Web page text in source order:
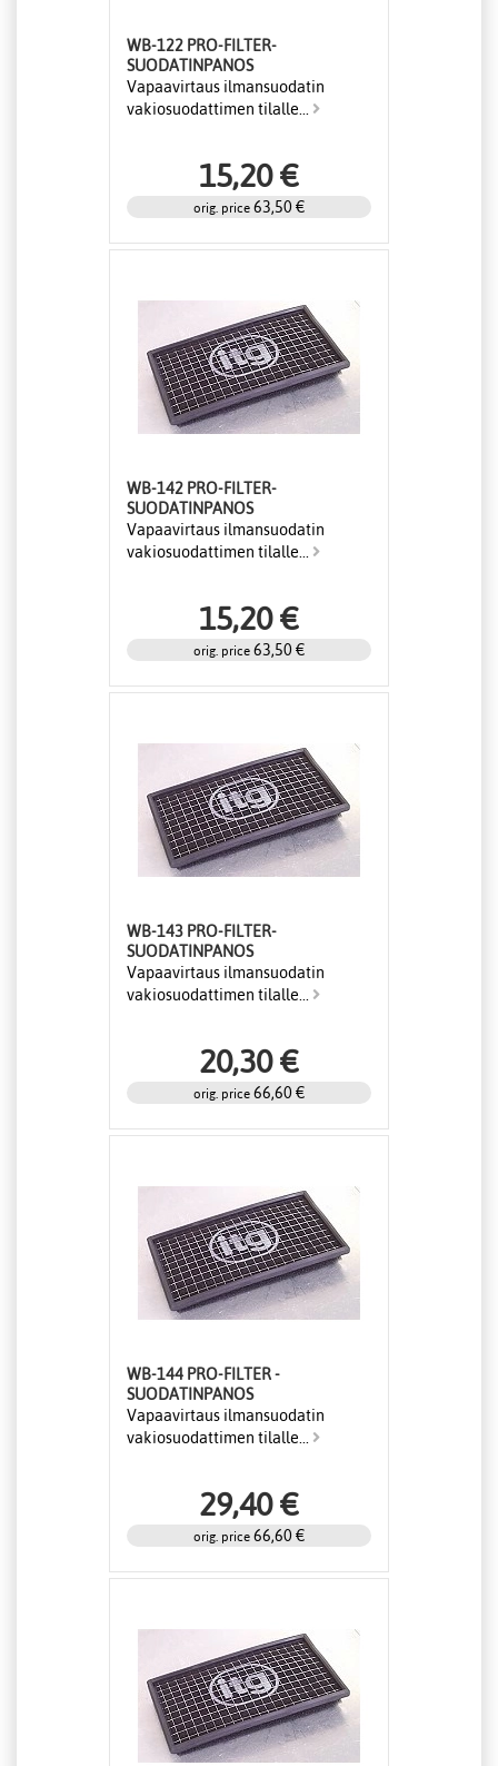
WB-122 PRO-FILTER-
SUODATINPANOS
Vapaavirtaus ilmansuodatin
vakiosuodattimen tilalle...
15,20 €
orig. price 63,50 €
WB-142 PRO-FILTER-
SUODATINPANOS
Vapaavirtaus ilmansuodatin
vakiosuodattimen tilalle...
15,20 €
orig. price 63,50 €
WB-143 PRO-FILTER-
SUODATINPANOS
Vapaavirtaus ilmansuodatin
vakiosuodattimen tilalle...
20,30 €
orig. price 66,60 €
WB-144 PRO-FILTER -
SUODATINPANOS
Vapaavirtaus ilmansuodatin
vakiosuodattimen tilalle...
29,40 €
orig. price 66,60 €